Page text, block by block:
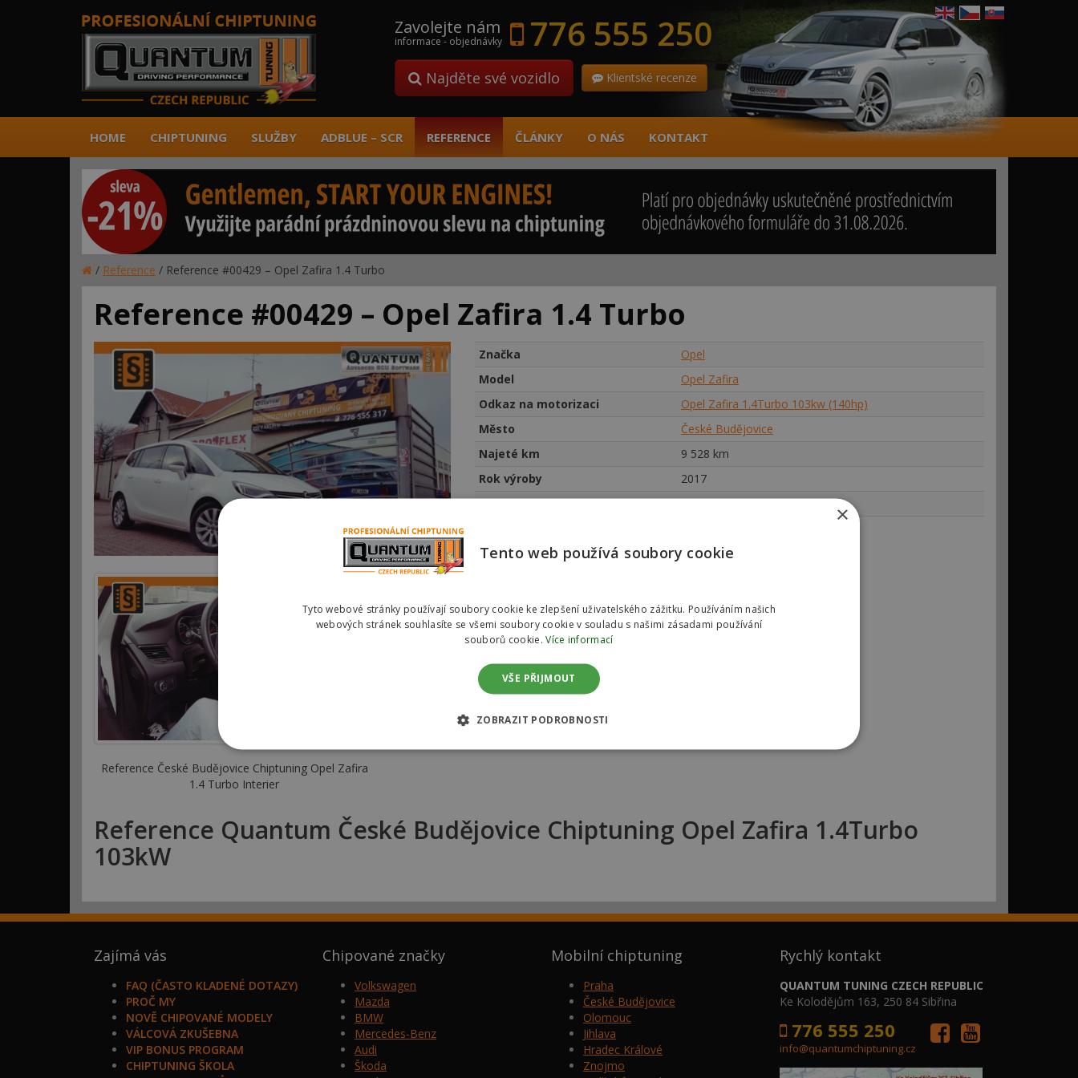
Zavolejte nám
informace - objednávky 776 555 250
Najděte své vozidlo Klientské recenze
HOME CHIPTUNING SLUŽBY ADBLUE – SCR REFERENCE ČLÁNKY O NÁS KONTAKT
/ Reference / Reference #00429 – Opel Zafira 1.4 Turbo
Reference #00429 – Opel Zafira 1.4 Turbo
Značka
Opel
Model
Opel Zafira
Odkaz na motorizaci
Opel Zafira 1.4Turbo 103kw (140hp)
Město
České Budějovice
Najeté km
9 528 km
Rok výroby
2017
Vyjádření zákazníka
Reference České Budějovice Chiptuning Opel Zafira
1.4 Turbo Interier
Reference Quantum České Budějovice Chiptuning Opel Zafira 1.4Turbo
103kW
Zajímá vás
FAQ (ČASTO KLADENÉ DOTAZY)
PROČ MY
NOVĚ CHIPOVANÉ MODELY
VÁLCOVÁ ZKUŠEBNA
VIP BONUS PROGRAM
CHIPTUNING ŠKOLA
Chipované značky
Volkswagen
Mazda
BMW
Mercedes-Benz
Audi
Škoda
Mobilní chiptuning
Praha
České Budějovice
Olomouc
Jihlava
Hradec Králové
Znojmo
Rychlý kontakt
QUANTUM TUNING CZECH REPUBLIC
Ke Kolodějům 163, 250 84 Sibřina
776 555 250
info@quantumchiptuning.cz
×
Tento web používá soubory cookie
Tyto webové stránky používají soubory cookie ke zlepšení uživatelského zážitku. Používáním našich
webových stránek souhlasíte se všemi soubory cookie v souladu s našimi zásadami používání
souborů cookie.Více informací
VŠE PŘIJMOUT
ZOBRAZIT PODROBNOSTI